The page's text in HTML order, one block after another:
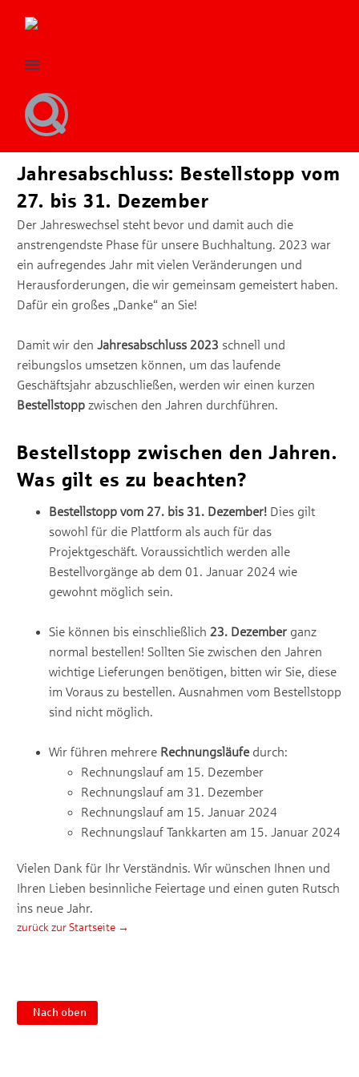
Jahresabschluss: Bestellstopp vom
27. bis 31. Dezember
Der Jahreswechsel steht bevor und damit auch die
anstrengendste Phase für unsere Buchhaltung. 2023 war
ein aufregendes Jahr mit vielen Veränderungen und
Herausforderungen, die wir gemeinsam gemeistert haben.
Dafür ein großes „Danke“ an Sie!
Damit wir den Jahresabschluss 2023 schnell und
reibungslos umsetzen können, um das laufende
Geschäftsjahr abzuschließen, werden wir einen kurzen
Bestellstopp zwischen den Jahren durchführen.
Bestellstopp zwischen den Jahren.
Was gilt es zu beachten?
Bestellstopp vom 27. bis 31. Dezember! Dies gilt
sowohl für die Plattform als auch für das
Projektgeschäft. Voraussichtlich werden alle
Bestellvorgänge ab dem 01. Januar 2024 wie
gewohnt möglich sein.
Sie können bis einschließlich 23. Dezember ganz
normal bestellen! Sollten Sie zwischen den Jahren
wichtige Lieferungen benötigen, bitten wir Sie, diese
im Voraus zu bestellen. Ausnahmen vom Bestellstopp
sind nicht möglich.
Wir führen mehrere Rechnungsläufedurch:
Rechnungslauf am 15. Dezember
Rechnungslauf am 31. Dezember
Rechnungslauf am 15. Januar 2024
Rechnungslauf Tankkarten am 15. Januar 2024
Vielen Dank für Ihr Verständnis. Wir wünschen Ihnen und
Ihren Lieben besinnliche Feiertage und einen guten Rutsch
ins neue Jahr.
zurück zur Startseite →
Nach oben